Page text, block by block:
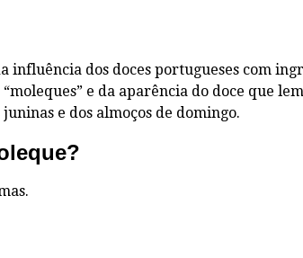
dos doces portugueses com
e da aparência do doce que
e dos almoços de domingo.